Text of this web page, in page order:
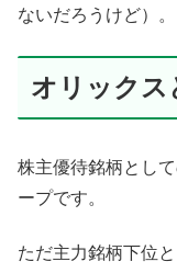
ないだろうけど）。
オリックス
株主優待銘柄とし
ープです。
ただ主力銘柄下位